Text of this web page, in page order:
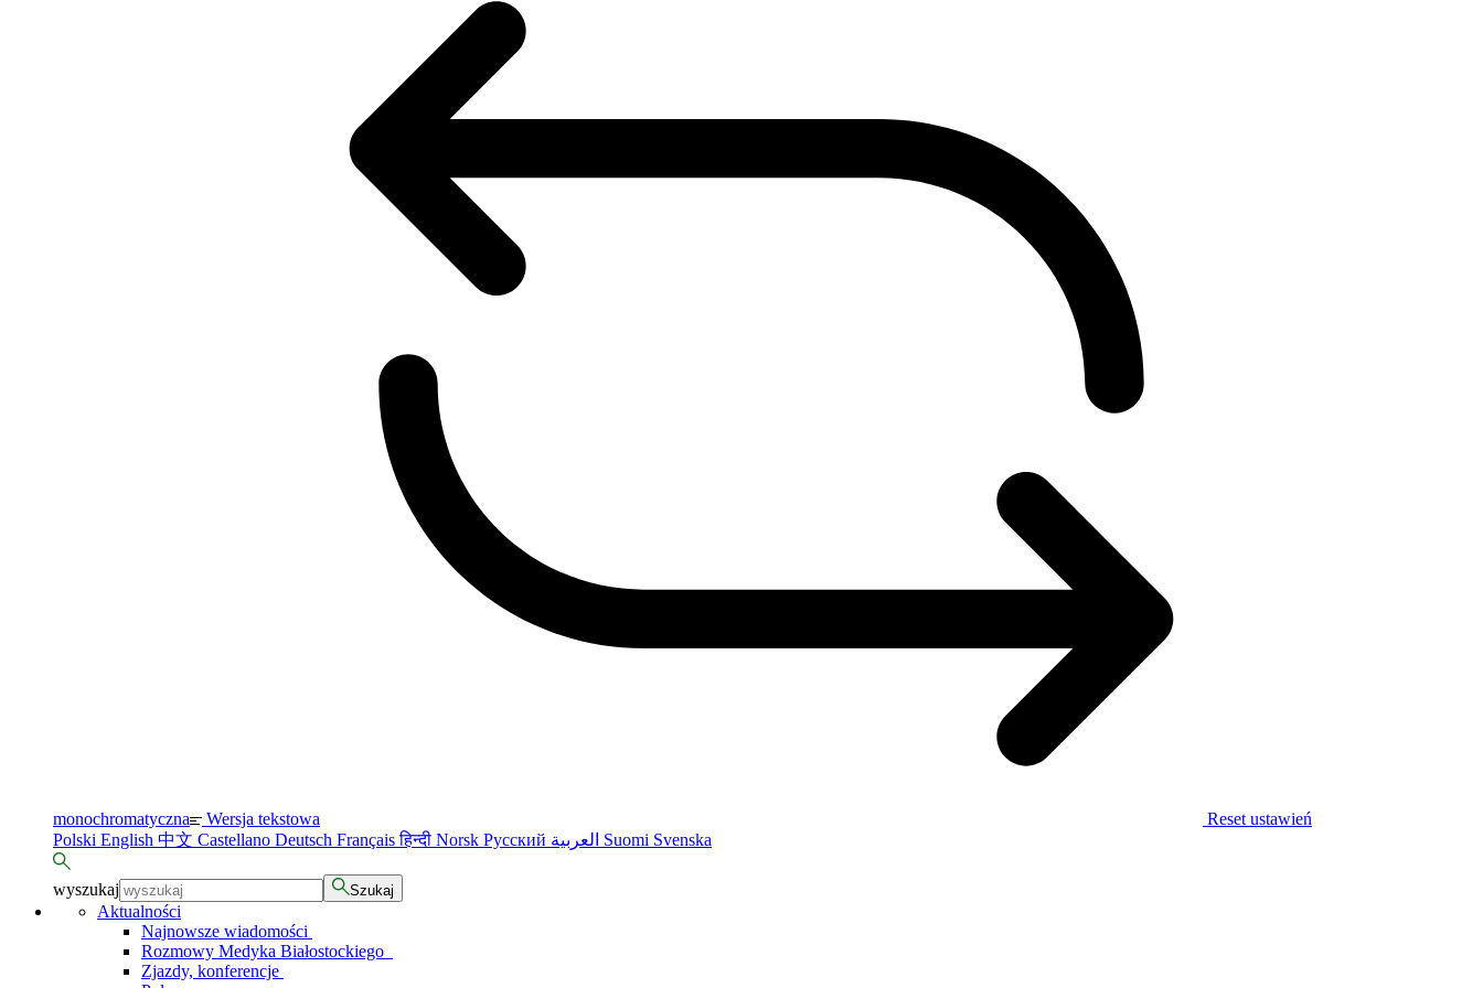
monochromatyczna Wersja tekstowa
Reset ustawień
Polski English 中文 Castellano Deutsch Françaisहिन्दी Norsk Русский Suomi Svenska
wyszukaj Szukaj
Aktualności
Najnowsze wiadomości
Rozmowy Medyka Białostockiego
Zjazdy, konferencje